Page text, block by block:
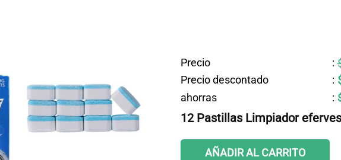
Precio :
Precio descontado
:
ahorras :
12 Pastillas Limpiador
AÑADIR AL CARRITO